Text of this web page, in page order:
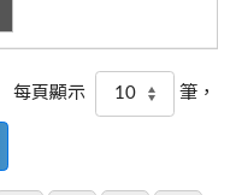
每頁顯示 筆，